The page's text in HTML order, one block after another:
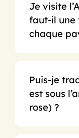
Je visite
faut-il une
chaque
Puis-je
est sous
rose) ?